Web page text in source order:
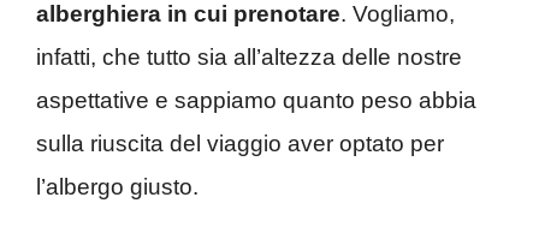
alberghiera in cui prenotare. Vogliamo,
infatti, che tutto sia all’altezza delle nostre
aspettative e sappiamo quanto peso abbia
sulla riuscita del viaggio aver optato per
l’albergo giusto.